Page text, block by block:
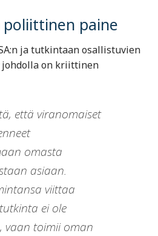
paine
ja tutkintaan osallistuvien
on kriittinen
että viranomaiset
omasta
asiaan.
viittaa
ei ole
vaan toimii oman